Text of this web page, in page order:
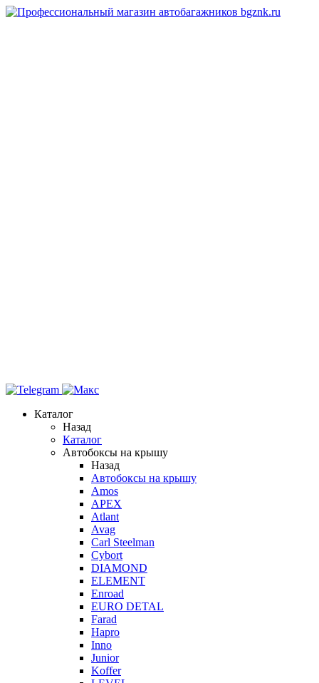
Каталог
Назад
Каталог
Автобоксы на крышу
Назад
Автобоксы на крышу
Amos
APEX
Atlant
Avag
Carl Steelman
Cybort
DIAMOND
ELEMENT
Enroad
EURO DETAL
Farad
Hapro
Inno
Junior
Koffer